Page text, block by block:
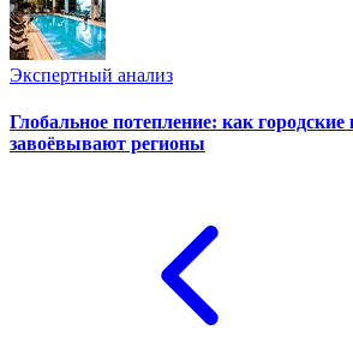
Экспертный анализ
Глобальное потепление: как
завоёвывают регионы